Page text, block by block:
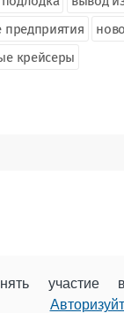
предприятия
крейсеры
участие